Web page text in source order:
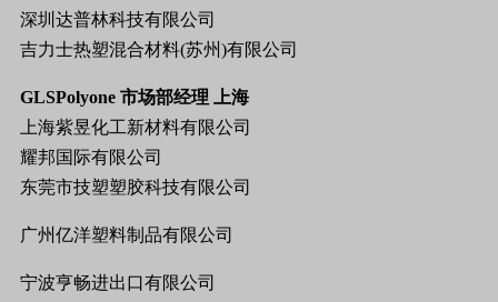
深圳达普林科技有限公司
吉力士热塑混合材料(苏州)有限公司
GLSPolyone 市场部经理
上海
上海紫昱化工新材料有限公司
耀邦国际有限公司
东莞市技塑塑胶科技有限公司
广州亿洋塑料制品有限公司
宁波亨畅进出口有限公司